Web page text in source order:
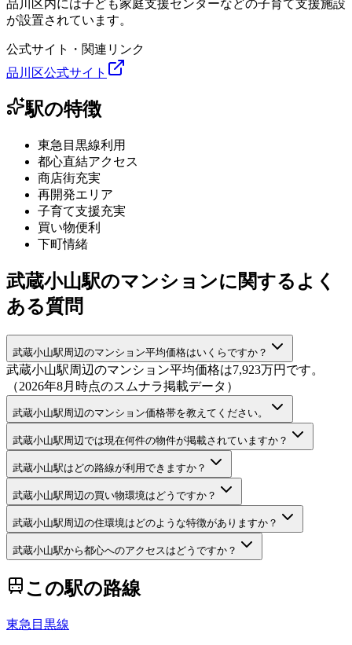
品川区内には子ども家庭支援センターなどの子育て支援施設
が設置されています。
公式サイト・関連リンク
品川区公式サイト
駅の特徴
東急目黒線利用
都心直結アクセス
商店街充実
再開発エリア
子育て支援充実
買い物便利
下町情緒
武蔵小山駅のマンションに関するよく
ある質問
武蔵小山駅周辺のマンション平均価格はいくらですか？
武蔵小山駅周辺のマンション平均価格は7,923万円です。
（2026年8月時点のスムナラ掲載データ）
武蔵小山駅周辺のマンション価格帯を教えてください。
武蔵小山駅周辺では現在何件の物件が掲載されていますか？
武蔵小山駅はどの路線が利用できますか？
武蔵小山駅周辺の買い物環境はどうですか？
武蔵小山駅周辺の住環境はどのような特徴がありますか？
武蔵小山駅から都心へのアクセスはどうですか？
この駅の路線
東急目黒線